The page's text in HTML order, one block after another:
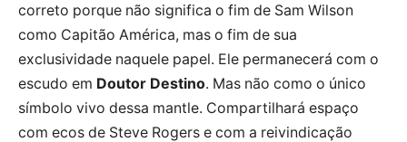
correto porque não significa o fim de Sam Wilson
como Capitão América, mas o fim de sua
exclusividade naquele papel. Ele permanecerá com o
escudo em Doutor Destino. Mas não como o único
símbolo vivo dessa mantle. Compartilhará espaço
com ecos de Steve Rogers e com a reivindicação